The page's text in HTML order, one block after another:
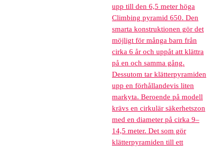
upp till den 6,5 meter höga
Climbing pyramid 650. Den
smarta konstruktionen gör det
möjligt för många barn från
cirka 6 år och uppåt att klättra
på en och samma gång.
Dessutom tar klätterpyramiden
upp en förhållandevis liten
markyta. Beroende på modell
krävs en cirkulär säkerhetszon
med en diameter på cirka 9–
14,5 meter. Det som gör
klätterpyramiden till ett